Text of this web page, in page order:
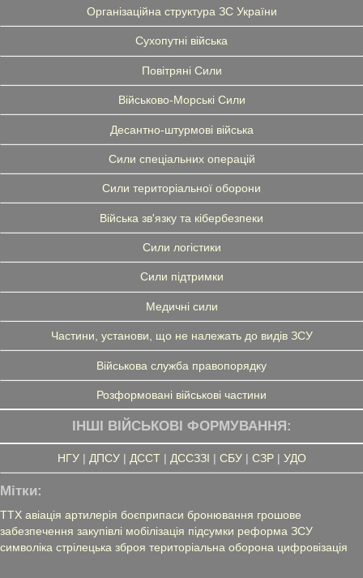
Організаційна структура ЗС України
Сухопутні війська
Повітряні Сили
Військово-Морські Сили
Десантно-штурмові війська
Сили спеціальних операцій
Сили територіальної оборони
Війська зв'язку та кібербезпеки
Сили логістики
Сили підтримки
Медичні сили
Частини, установи, що не належать до видів ЗСУ
Військова служба правопорядку
Розформовані військові частини
ІНШІ ВІЙСЬКОВІ ФОРМУВАННЯ:
НГУ| ДПСУ| ДССТ| ДССЗЗІ | СБУ| СЗР| УДО
Мітки:
ТТХ авіація артилерія боєприпаси бронювання грошове
забезпечення закупівлі мобілізація підсумки реформа ЗСУ
символіка стрілецька зброя територіальна оборона цифровізація